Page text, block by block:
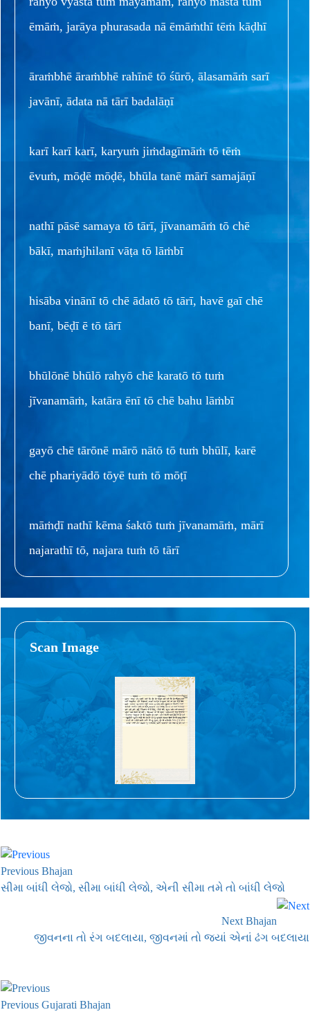
ēmāṁ, jarāya phurasada nā ēmāṁthī tēṁ kāḍhī
āraṁbhē āraṁbhē rahīnē tō śūrō, ālasamāṁ sarī
javānī, ādata nā tārī badalāṇī
karī karī karī, karyuṁ jiṁdagīmāṁ tō tēṁ
ēvuṁ, mōḍē mōḍē, bhūla tanē mārī samajāṇī
nathī pāsē samaya tō tārī, jīvanamāṁ tō chē
bākī, maṁjhilanī vāṭa tō lāṁbī
hisāba vinānī tō chē ādatō tō tārī, havē gaī chē
banī, bēḍī ē tō tārī
bhūlōnē bhūlō rahyō chē karatō tō tuṁ
jīvanamāṁ, katāra ēnī tō chē bahu lāṁbī
gayō chē tārōnē mārō nātō tō tuṁ bhūlī, karē
chē phariyādō tōyē tuṁ tō mōṭī
māṁḍī nathī kēma śaktō tuṁ jīvanamāṁ, mārī
najarathī tō, najara tuṁ tō tārī
Scan Image
Previous Bhajan
સીમા બાંધી લેજો, સીમા બાંધી લેજો, એની સીમા તમે તો બાંધી લેજો
Next Bhajan
જીવનના તો રંગ બદલાયા, જીવનમાં તો જ્યાં એનાં ઢંગ બદલાયા
Previous Gujarati Bhajan